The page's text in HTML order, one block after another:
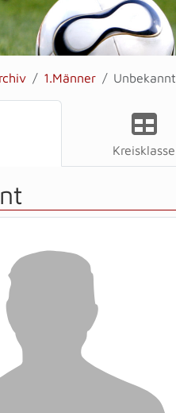
1.Männer Unbekannt
Kreisklasse